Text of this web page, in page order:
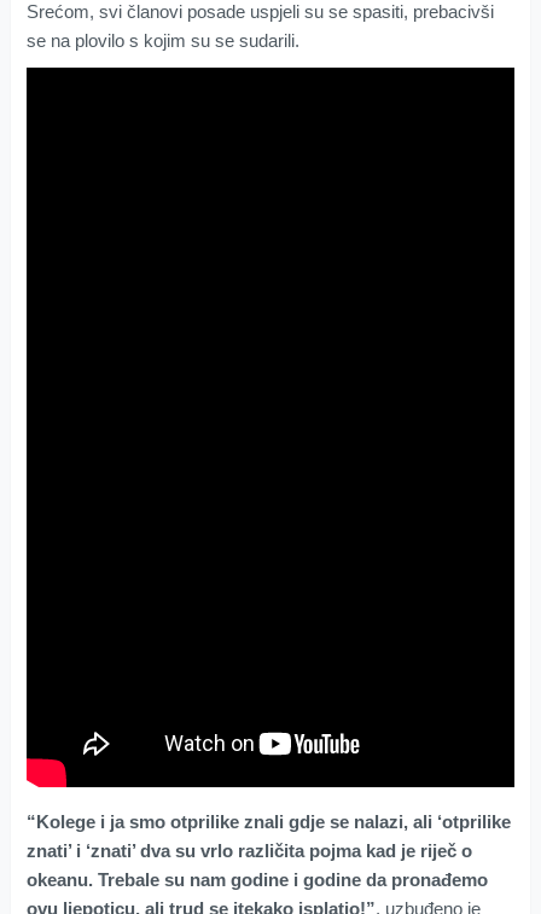
Srećom, svi članovi posade uspjeli su se spasiti, prebacivši
se na plovilo s kojim su se sudarili.
“Kolege i ja smo otprilike znali gdje se nalazi, ali ‘otprilike
znati’ i ‘znati’ dva su vrlo različita pojma kad je riječ o
okeanu. Trebale su nam godine i godine da pronađemo
ovu ljepoticu, ali trud se itekako isplatio!”, uzbuđeno je